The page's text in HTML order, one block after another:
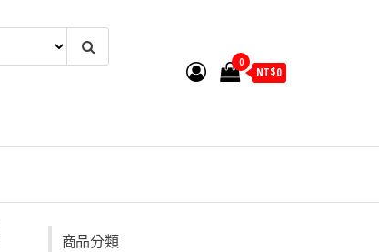
0
NT$0
商品分類